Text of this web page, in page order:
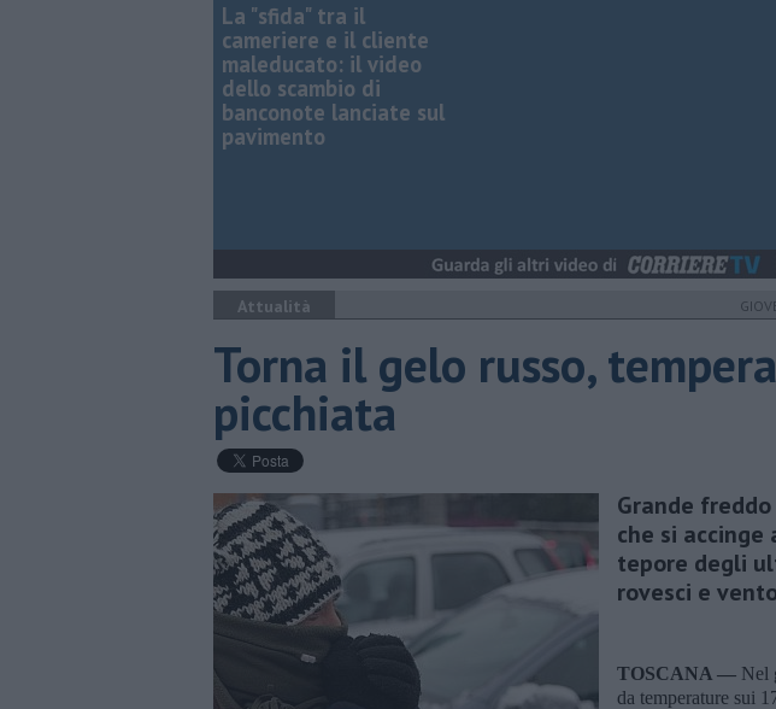
La "sfida" tra il
cameriere e il cliente
maleducato: il video
dello scambio di
banconote lanciate sul
pavimento
Attualità
Torna il gelo russo,
picchiata
Grande
che si
tepore degli
rovesci e
TOSCANA — Nel
da temperature sui